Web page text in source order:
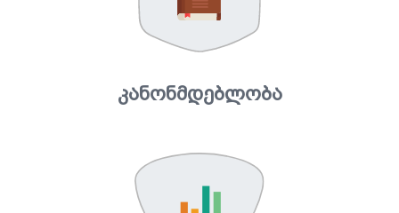
კანონმდებლობა